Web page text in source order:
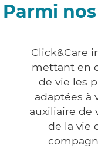
Parmi
Click&Care
mettant en
de vie les
adaptées à
auxiliaire de
de la vie